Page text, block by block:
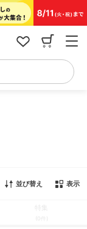
並び替え 表示
(0件)